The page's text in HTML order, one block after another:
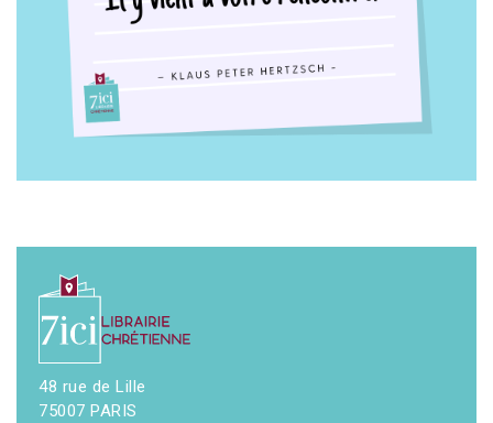
48 rue de Lille
75007 PARIS